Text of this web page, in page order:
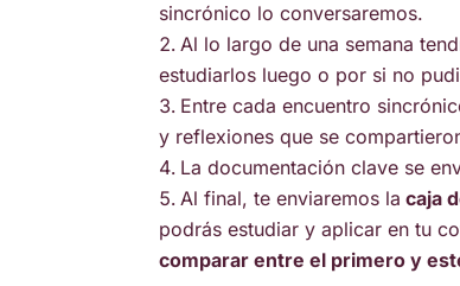
sincrónico lo conversaremos.
Al lo largo de una semana
estudiarlos luego o por si no
Entre cada encuentro
y reflexiones que se
La documentación clave se
Al final, te enviaremos la caja
podrás estudiar y aplicar en tu
comparar entre el primero y